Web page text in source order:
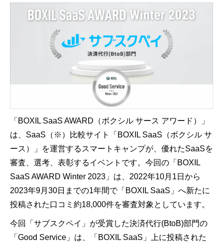
「BOXIL SaaS AWARD（ボクシル サース アワード）」
は、SaaS（※）比較サイト「BOXIL SaaS（ボクシル サ
ース）」を運営するスマートキャンプが、優れたSaaSを
審査、選考、表彰するイベントです。今回の「BOXIL
SaaS AWARD Winter 2023」は、2022年10月1日から
2023年9月30日までの1年間で「BOXIL SaaS」へ新たに
投稿された口コミ約18,000件を審査対象としています。
今回「サブスクペイ」が受賞した決済代行(BtoB)部門の
「Good Service」は、「BOXIL SaaS」上に投稿された